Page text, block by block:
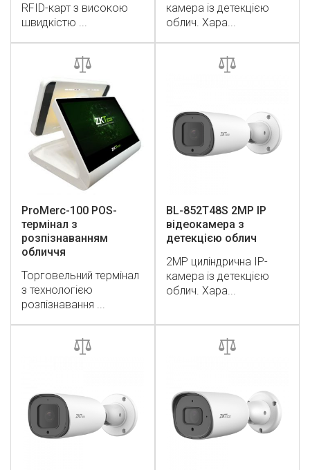
RFID-карт з високою
швидкістю ...
камера із детекцією
облич. Хара...
ProMerc-100 POS-
термінал з
розпізнаванням
обличчя
Торговельний термінал
з технологією
розпізнавання ...
BL-852T48S 2MP IP
відеокамера з
детекцією облич
2MP циліндрична IP-
камера із детекцією
облич. Хара...